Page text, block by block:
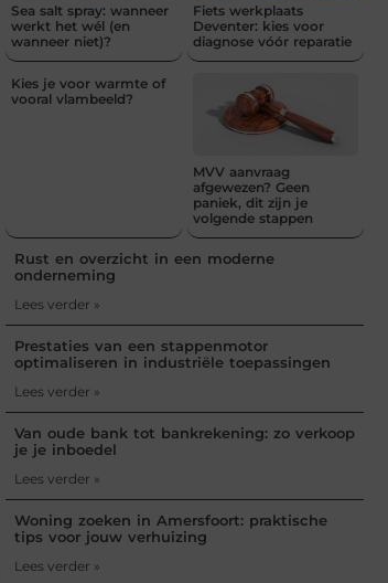
Sea salt spray: wanneer
werkt het wél (en
wanneer niet)?
Fiets werkplaats
Deventer: kies voor
diagnose vóór reparatie
Kies je voor warmte of
vooral vlambeeld?
MVV aanvraag
afgewezen? Geen
paniek, dit zijn je
volgende stappen
Rust en overzicht in een moderne
onderneming
Lees verder »
Prestaties van een stappenmotor
optimaliseren in industriële toepassingen
Lees verder »
Van oude bank tot bankrekening: zo verkoop
je je inboedel
Lees verder »
Woning zoeken in Amersfoort: praktische
tips voor jouw verhuizing
Lees verder »